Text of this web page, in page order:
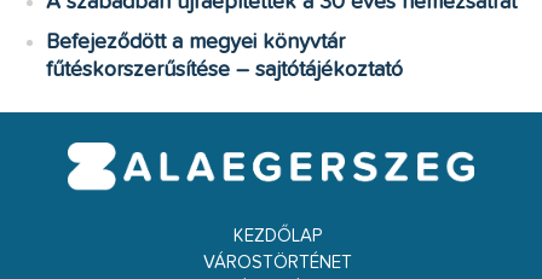
Befejeződött a megyei könyvtár
fűtéskorszerűsítése – sajtótájékoztató
KEZDŐLAP
VÁROSTÖRTÉNET